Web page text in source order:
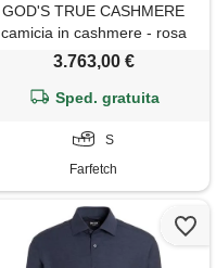
GOD'S TRUE CASHMERE
camicia in cashmere - rosa
3.763,00 €
Sped. gratuita
S
Farfetch